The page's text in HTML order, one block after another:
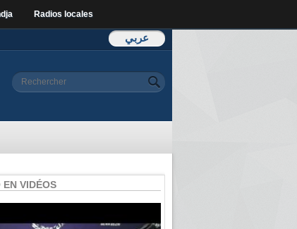
Radios locales
عربي
Formulaire de
Rechercher
EN VIDÉOS